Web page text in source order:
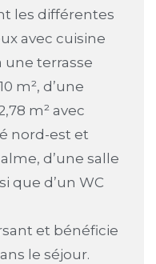
les différentes
avec cuisine
une terrasse
m², d’une
m² avec
nord-est et
d’une salle
que d’un WC
et bénéficie
le séjour.